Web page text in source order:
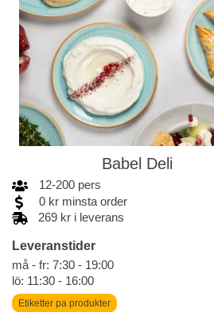
Babel Deli
12-200 pers
0 kr minsta order
269 kr i leverans
Leveranstider
må - fr: 7:30 - 19:00
lö: 11:30 - 16:00
Etiketter pa produkter